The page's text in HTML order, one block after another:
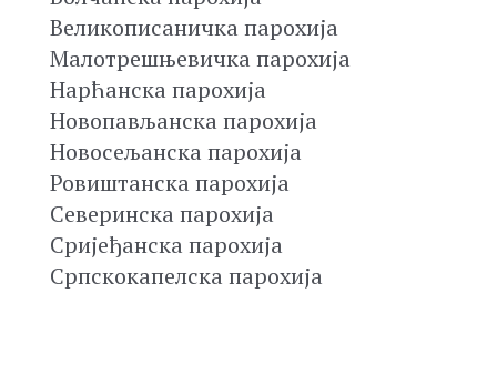
Великописаничка парохија
Малотрешњевичка парохија
Нарћанска парохија
Новопављанска парохија
Новосељанска парохија
Ровиштанска парохија
Северинска парохија
Сријеђанска парохија
Српскокапелска парохија